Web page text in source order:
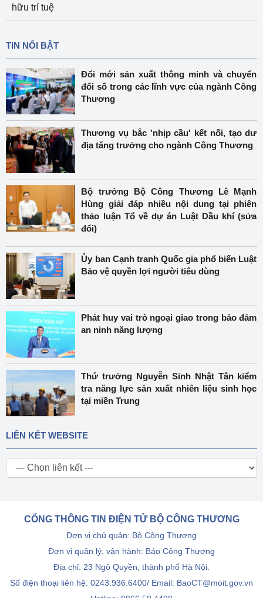
hữu trí tuệ
TIN NỔI BẬT
Đổi mới sản xuất thông minh và chuyển
đổi số trong các lĩnh vực của ngành Công
Thương
Thương vụ bắc 'nhịp cầu' kết nối, tạo dư
địa tăng trưởng cho ngành Công Thương
Bộ trưởng Bộ Công Thương Lê Mạnh
Hùng giải đáp nhiều nội dung tại phiên
thảo luận Tổ về dự án Luật Dầu khí (sửa
đổi)
Ủy ban Cạnh tranh Quốc gia phổ biến Luật
Bảo vệ quyền lợi người tiêu dùng
Phát huy vai trò ngoại giao trong bảo đảm
an ninh năng lượng
Thứ trưởng Nguyễn Sinh Nhật Tân kiểm
tra năng lực sản xuất nhiên liệu sinh học
tại miền Trung
LIÊN KẾT WEBSITE
CỔNG THÔNG TIN ĐIỆN TỬ BỘ CÔNG THƯƠNG
Đơn vị chủ quản: Bộ Công Thương
Đơn vị quản lý, vận hành: Báo Công Thương
Địa chỉ: 23 Ngô Quyền, thành phố Hà Nội.
Số điện thoại liên hệ: 0243.936.6400/ Email: BaoCT@moit.gov.vn